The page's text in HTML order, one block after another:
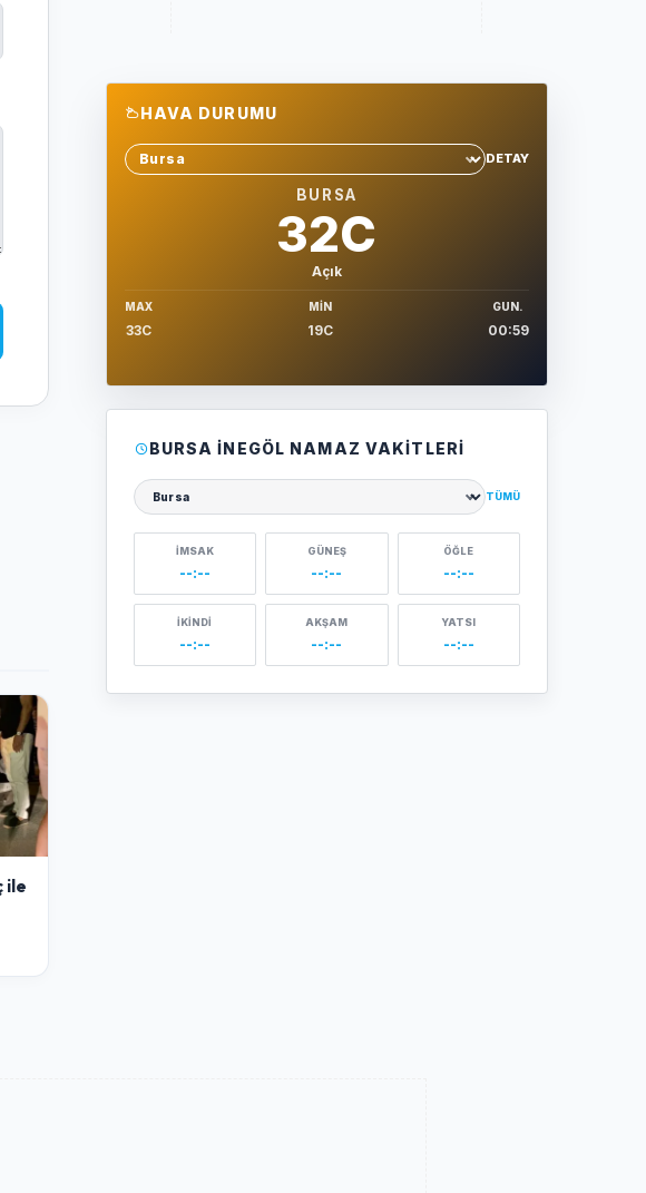
ile
HAVA DURUMU
Sehir sec
DETAY
BURSA
32C
Açık
MAX
33C
MIN
19C
GUN.
00:59
BURSA İNEGÖL NAMAZ VAKITLERI
Şehir seçin
TÜMÜ
İMSAK
--:--
GÜNEŞ
--:--
ÖĞLE
--:--
İKINDI
--:--
AKŞAM
--:--
YATSI
--:--